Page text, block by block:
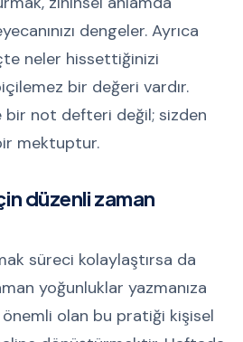
dengeler. Ayrıca
neler hissettiğinizi
bir değeri vardır.
bir not defteri değil; sizden
mektuptur.
düzenli zaman
süreci kolaylaştırsa da
yoğunluklar yazmanıza
olan bu pratiği kişisel